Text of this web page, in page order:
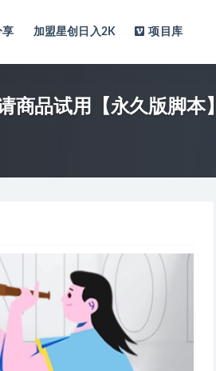
享 加盟星创日入2K 项目库
商品试用【永久版脚本】